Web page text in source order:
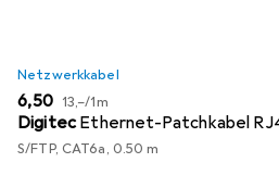
Netzwerkkabel
EUR
6,50 EUR
13,–/1m
DigitecEthernet-Patchkabel
S/FTP, CAT6a, 0.50 m